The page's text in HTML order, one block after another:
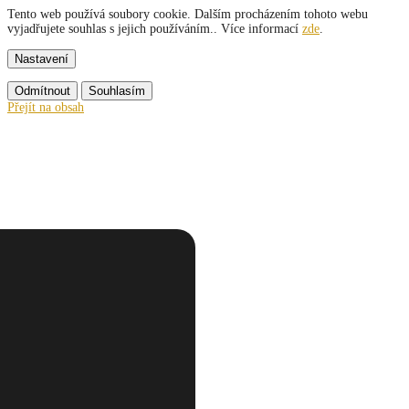
Tento web používá soubory cookie. Dalším procházením tohoto webu
vyjadřujete souhlas s jejich používáním.. Více informací zde.
Nastavení
Odmítnout
Souhlasím
Přejít na obsah